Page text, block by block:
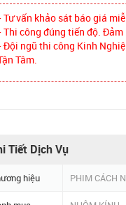
Tư vấn khảo sát báo giá
Thi công đúng tiến độ.
Đội ngũ thi công Kinh
Tâm.
Tiết Dịch Vụ
hiệu PHIM CÁCH